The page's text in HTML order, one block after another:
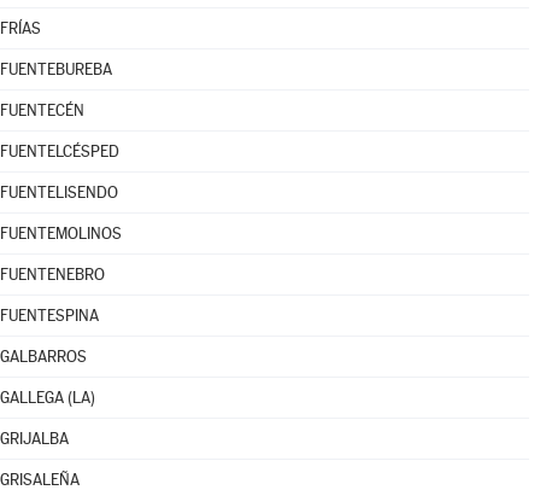
FRÍAS
FUENTEBUREBA
FUENTECÉN
FUENTELCÉSPED
FUENTELISENDO
FUENTEMOLINOS
FUENTENEBRO
FUENTESPINA
GALBARROS
GALLEGA (LA)
GRIJALBA
GRISALEÑA